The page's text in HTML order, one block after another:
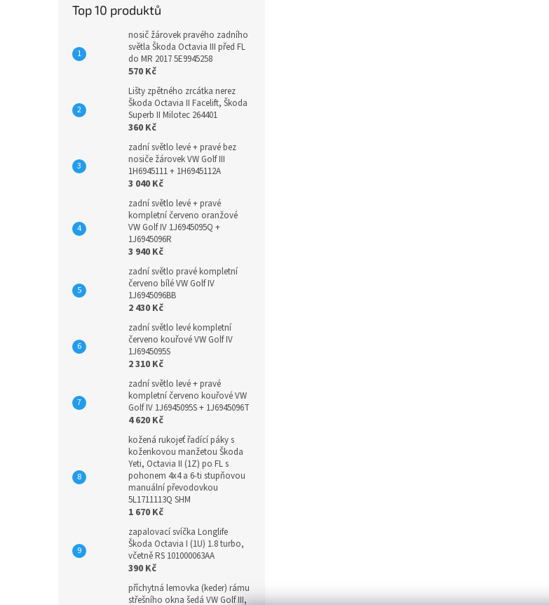
Top 10 produktů
nosič žárovek pravého zadního
světla Škoda Octavia III před FL
do MR 2017 5E9945258
570 Kč
Lišty zpětného zrcátka nerez
Škoda Octavia II Facelift, Škoda
Superb II Milotec 264401
360 Kč
zadní světlo levé + pravé bez
nosiče žárovek VW Golf III
1H6945111 + 1H6945112A
3 040 Kč
zadní světlo levé + pravé
kompletní červeno oranžové
VW Golf IV 1J6945095Q +
1J6945096R
3 940 Kč
zadní světlo pravé kompletní
červeno bílé VW Golf IV
1J6945096BB
2 430 Kč
zadní světlo levé kompletní
červeno kouřové VW Golf IV
1J6945095S
2 310 Kč
zadní světlo levé + pravé
kompletní červeno kouřové VW
Golf IV 1J6945095S + 1J6945096T
4 620 Kč
kožená rukojeť řadící páky s
koženkovou manžetou Škoda
Yeti, Octavia II (1Z) po FL s
pohonem 4x4 a 6-ti stupňovou
manuální převodovkou
5L1711113Q SHM
1 670 Kč
zapalovací svíčka Longlife
Škoda Octavia I (1U) 1.8 turbo,
včetně RS 101000063AA
390 Kč
příchytná lemovka (keder) rámu
střešního okna šedá VW Golf III,